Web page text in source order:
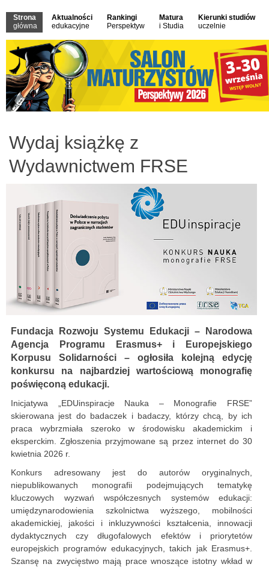
Strona
główna
Aktualności
edukacyjne
Rankingi
Perspektyw
Matura
i Studia
Kierunki studiów
uczelnie
Wydaj książkę z
Wydawnictwem FRSE
Fundacja Rozwoju Systemu Edukacji – Narodowa
Agencja Programu Erasmus+ i Europejskiego
Korpusu Solidarności – ogłosiła kolejną edycję
konkursu na najbardziej wartościową monografię
poświęconą edukacji.
Inicjatywa „EDUinspiracje Nauka – Monografie FRSE”
skierowana jest do badaczek i badaczy, którzy chcą, by ich
praca wybrzmiała szeroko w środowisku akademickim i
eksperckim. Zgłoszenia przyjmowane są przez internet do 30
kwietnia 2026 r.
Konkurs adresowany jest do autorów oryginalnych,
niepublikowanych monografii podejmujących tematykę
kluczowych wyzwań współczesnych systemów edukacji:
umiędzynarodowienia szkolnictwa wyższego, mobilności
akademickiej, jakości i inkluzywności kształcenia, innowacji
dydaktycznych czy długofalowych efektów i priorytetów
europejskich programów edukacyjnych, takich jak Erasmus+.
Szansę na zwycięstwo mają prace wnoszące istotny wkład w